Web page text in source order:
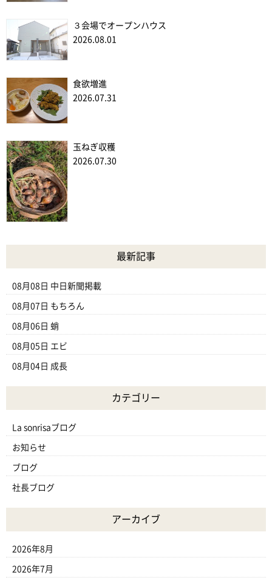
３会場でオープンハウス
2026.08.01
食欲増進
2026.07.31
玉ねぎ収穫
2026.07.30
最新記事
08月08日 中日新聞掲載
08月07日 もちろん
08月06日 蛸
08月05日 エビ
08月04日 成長
カテゴリー
La sonrisaブログ
お知らせ
ブログ
社長ブログ
アーカイブ
2026年8月
2026年7月